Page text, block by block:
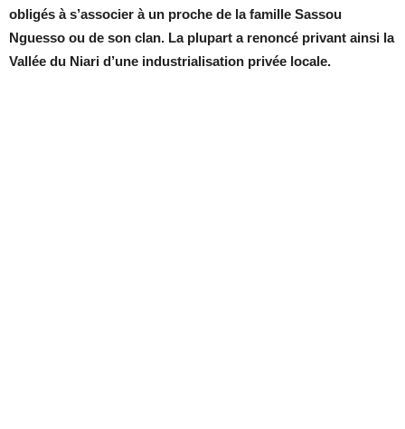
obligés à s’associer à un proche de la famille Sassou
Nguesso ou de son clan. La plupart a renoncé privant ainsi la
Vallée du Niari d’une industrialisation privée locale.